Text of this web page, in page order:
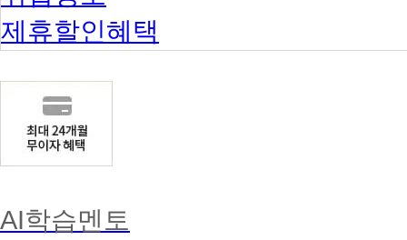
제휴할인혜택
AI학습멘토